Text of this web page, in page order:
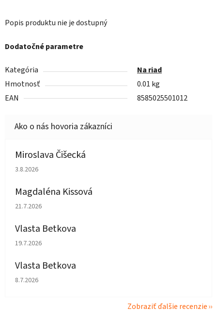
Popis produktu nie je dostupný
Dodatočné parametre
Kategória
Na riad
Hmotnosť
0.01 kg
EAN
8585025501012
Miroslava Čišecká
Hodnotenie obchodu je 1 z 5 hviezdičiek.
3.8.2026
Magdaléna Kissová
Hodnotenie obchodu je 5 z 5 hviezdičiek.
21.7.2026
Vlasta Betkova
Hodnotenie obchodu je 5 z 5 hviezdičiek.
19.7.2026
Vlasta Betkova
Hodnotenie obchodu je 4 z 5 hviezdičiek.
8.7.2026
Zobraziť ďalšie recenzie